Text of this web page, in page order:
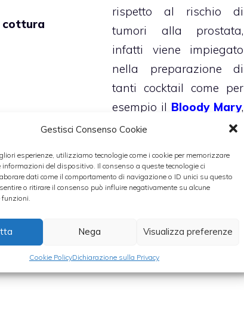
Gestisci Consenso Cookie
esperienze, utilizziamo tecnologie come i cookie per memorizzare
informazioni del dispositivo. Il consenso a queste tecnologie ci
dati come il comportamento di navigazione o ID unici su questo
o ritirare il consenso può influire negativamente su alcune
Nega Visualizza preferenze
Cookie PolicyDichiarazione sulla Privacy
cottura
rispetto al rischio di
tumori alla prostata,
infatti viene impiegato
nella preparazione di
tanti cocktail come per
esempio il Bloody Mary,
alla quale si aggiunge
sale e pepe, ma vediamo
come preparare i
Categorie
Ristoranti